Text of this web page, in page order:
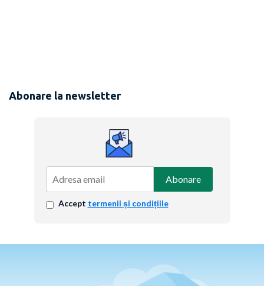
Abonare la newsletter
Abonare
Accept termenii și condițiile